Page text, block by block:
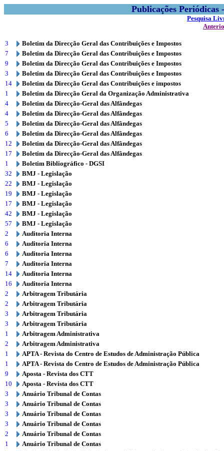
Publicações
Pesquisa
3
Boletim da Direcção Geral das Contribuições e Impostos
7
Boletim da Direcção Geral das Contribuições e Impostos
9
Boletim da Direcção Geral das Contribuições e Impostos
3
Boletim da Direcção Geral das Contribuições e Impostos
14
Boletim da Direcção Geral das Contribuições e impostos
1
Boletim da Direcção Geral da Organização Administrativa
4
Boletim da Direcção-Geral das Alfândegas
4
Boletim da Direcção-Geral das Alfândegas
5
Boletim da Direcção-Geral das Alfândegas
6
Boletim da Direcção-Geral das Alfândegas
12
Boletim da Direcção-Geral das Alfândegas
17
Boletim da Direcção-Geral das Alfândegas
1
Boletim Bibliográfico - DGSI
32
BMJ - Legislação
22
BMJ - Legislação
19
BMJ - Legislação
17
BMJ - Legislação
42
BMJ - Legislação
57
BMJ - Legislação
2
Auditoria Interna
6
Auditoria Interna
6
Auditoria Interna
7
Auditoria Interna
14
Auditoria Interna
16
Auditoria Interna
2
Arbitragem Tributária
2
Arbitragem Tributária
3
Arbitragem Tributária
3
Arbitragem Tributária
1
Arbitragem Administrativa
2
Arbitragem Administrativa
1
APTA - Revista do Centro de Estudos de Administração Pública
1
APTA - Revista do Centro de Estudos de Administração Pública
9
Aposta - Revista dos CTT
10
Aposta - Revista dos CTT
3
Anuário Tribunal de Contas
3
Anuário Tribunal de Contas
3
Anuário Tribunal de Contas
3
Anuário Tribunal de Contas
2
Anuário Tribunal de Contas
1
Anuário Tribunal de Contas